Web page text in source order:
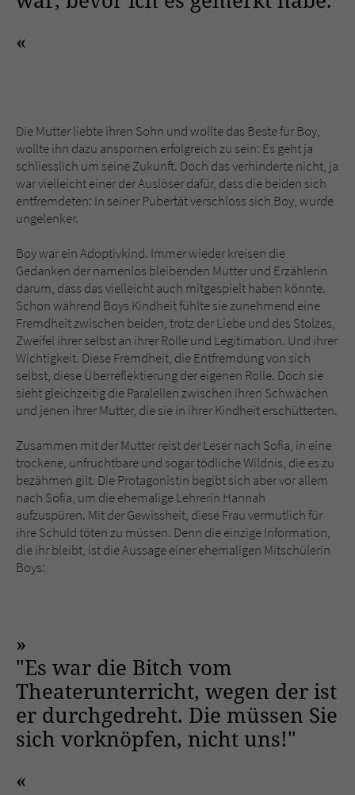
Die Mutter liebte ihren Sohn und wollte das Beste für Boy,
wollte ihn dazu anspornen erfolgreich zu sein: Es geht ja
schliesslich um seine Zukunft. Doch das verhinderte nicht, ja
war vielleicht einer der Auslöser dafür, dass die beiden sich
entfremdeten: In seiner Pubertät verschloss sich Boy, wurde
ungelenker.
Boy war ein Adoptivkind. Immer wieder kreisen die
Gedanken der namenlos bleibenden Mutter und Erzählerin
darum, dass das vielleicht auch mitgespielt haben könnte.
Schon während Boys Kindheit fühlte sie zunehmend eine
Fremdheit zwischen beiden, trotz der Liebe und des Stolzes,
Zweifel ihrer selbst an ihrer Rolle und Legitimation. Und ihrer
Wichtigkeit. Diese Fremdheit, die Entfremdung von sich
selbst, diese Überreflektierung der eigenen Rolle. Doch sie
sieht gleichzeitig die Paralellen zwischen ihren Schwächen
und jenen ihrer Mutter, die sie in ihrer Kindheit erschütterten.
Zusammen mit der Mutter reist der Leser nach Sofia, in eine
trockene, unfruchtbare und sogar tödliche Wildnis, die es zu
bezähmen gilt. Die Protagonistin begibt sich aber vor allem
nach Sofia, um die ehemalige Lehrerin Hannah
aufzuspüren. Mit der Gewissheit, diese Frau vermutlich für
ihre Schuld töten zu müssen. Denn die einzige Information,
die ihr bleibt, ist die Aussage einer ehemaligen Mitschülerin
Boys:
"Es war die Bitch vom
Theaterunterricht, wegen der ist
er durchgedreht. Die müssen Sie
sich vorknöpfen, nicht uns!"